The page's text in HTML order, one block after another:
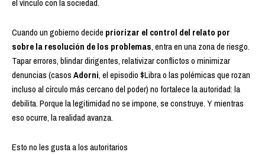
Cuando un gobierno decide priorizar el control del relato por
sobre la resolución de los problemas, entra en una zona de riesgo.
Tapar errores, blindar dirigentes, relativizar conflictos o minimizar
denuncias (casosAdorni, el episodio $Libra o las polémicas que rozan
incluso al círculo más cercano del poder) no fortalece la autoridad: la
debilita. Porque la legitimidad no se impone, se construye. Y mientras
eso ocurre, la realidad avanza.
Esto no les gusta a los autoritarios